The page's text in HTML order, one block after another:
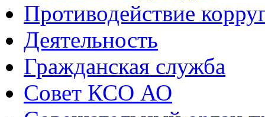
Противодействие
Деятельность
Гражданская служба
Совет КСО АО